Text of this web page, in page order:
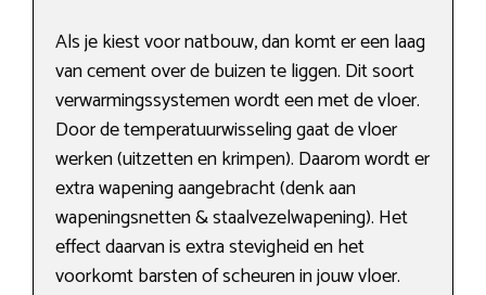
Als je kiest voor natbouw, dan komt er een laag
van cement over de buizen te liggen. Dit soort
verwarmingssystemen wordt een met de vloer.
Door de temperatuurwisseling gaat de vloer
werken (uitzetten en krimpen). Daarom wordt er
extra wapening aangebracht (denk aan
wapeningsnetten & staalvezelwapening). Het
effect daarvan is extra stevigheid en het
voorkomt barsten of scheuren in jouw vloer.